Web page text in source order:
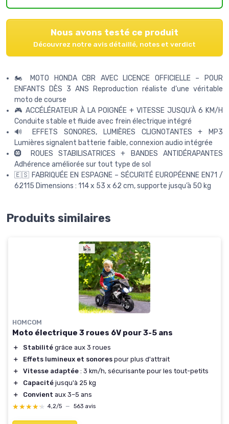
Nous avons testé ce produit
Découvrez notre avis détaillé, notes et verdict
🏍️ MOTO HONDA CBR AVEC LICENCE OFFICIELLE – POUR
ENFANTS DÈS 3 ANS Reproduction réaliste d’une véritable
moto de course
🎮 ACCÉLÉRATEUR À LA POIGNÉE + VITESSE JUSQU’À 6 KM/H
Conduite stable et fluide avec frein électrique intégré
🔊 EFFETS SONORES, LUMIÈRES CLIGNOTANTES + MP3
Lumières signalent batterie faible, connexion audio intégrée
🛞 ROUES STABILISATRICES + BANDES ANTIDÉRAPANTES
Adhérence améliorée sur tout type de sol
🇪🇸 FABRIQUÉE EN ESPAGNE – SÉCURITÉ EUROPÉENNE EN71 /
62115 Dimensions : 114 x 53 x 62 cm, supporte jusqu’à 50 kg
Produits similaires
HOMCOM
Moto électrique 3 roues 6V pour 3-5 ans
＋ Stabilité grâce aux 3 roues
＋
Effets lumineux et sonores pour plus d'attrait
＋
Vitesse adaptée : 3 km/h, sécurisante pour les tout-petits
＋
Capacité jusqu'à 25 kg
＋
Convient aux 3–5 ans
★★★★★
★★★★★ 4,2/5 — 563 avis